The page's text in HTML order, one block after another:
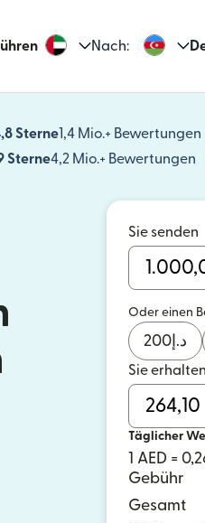
Nach:
Sterne1,4 Mio.+ Bewertungen
Sterne4,2 Mio.+ Bewertungen
Sie senden
Oder einen
د.إ 200
Sie erhalten
Täglicher
1 AED =
Gebühr
Gesamt